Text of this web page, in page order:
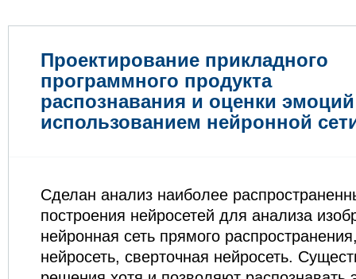
Проектирование прикладного
программного продукта
распознавания и оценки
использованием нейронной
Сделан анализ наиболее
построения нейросетей для анализа
нейронная сеть прямого
нейросеть, сверточная нейросеть.